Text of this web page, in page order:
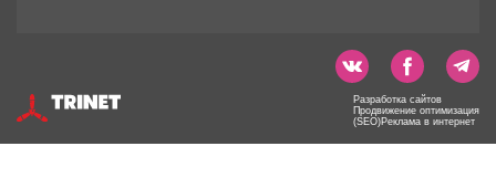
Разработка сайтов
Продвижение оптимизация
(SEO)Реклама в интернет